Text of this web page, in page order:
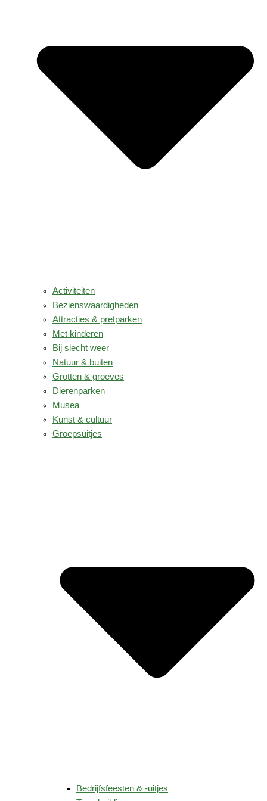
Activiteiten
Bezienswaardigheden
Attracties & pretparken
Met kinderen
Bij slecht weer
Natuur & buiten
Grotten & groeves
Dierenparken
Musea
Kunst & cultuur
Groepsuitjes
Bedrijfsfeesten & -uitjes